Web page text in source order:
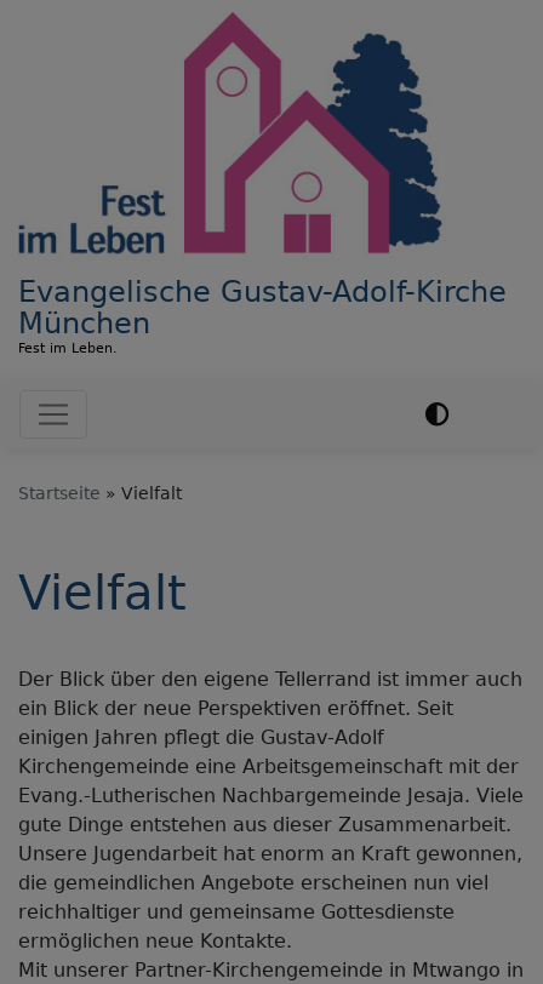
Evangelische Gustav-Adolf-Kirche
München
Fest im Leben.
Hauptnavigation
Startseite Vielfalt
Vielfalt
Der Blick über den eigene Tellerrand ist immer auch
ein Blick der neue Perspektiven eröffnet. Seit
einigen Jahren pflegt die Gustav-Adolf
Kirchengemeinde eine Arbeitsgemeinschaft mit der
Evang.-Lutherischen Nachbargemeinde Jesaja. Viele
gute Dinge entstehen aus dieser Zusammenarbeit.
Unsere Jugendarbeit hat enorm an Kraft gewonnen,
die gemeindlichen Angebote erscheinen nun viel
reichhaltiger und gemeinsame Gottesdienste
ermöglichen neue Kontakte.
Mit unserer Partner-Kirchengemeinde in Mtwango in